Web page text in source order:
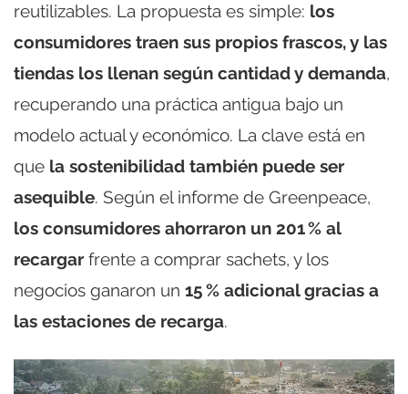
reutilizables. La propuesta es simple: los
consumidores traen sus propios frascos, y las
tiendas los llenan según cantidad y demanda,
recuperando una práctica antigua bajo un
modelo actual y económico. La clave está en
que la sostenibilidad también puede ser
asequible. Según el informe de Greenpeace,
los consumidores ahorraron un 201 % al
recargar frente a comprar sachets, y los
negocios ganaron un 15 % adicional gracias a
las estaciones de recarga.